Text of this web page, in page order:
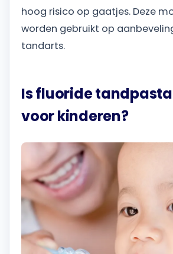
hoog risico op gaatjes. Deze
worden gebruikt op
tandarts.
Is fluoride
voor kinderen?